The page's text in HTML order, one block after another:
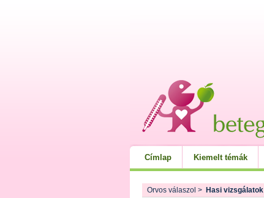
Címlap Kiemelt témák
Orvos válaszol > Hasi vizsgálatok